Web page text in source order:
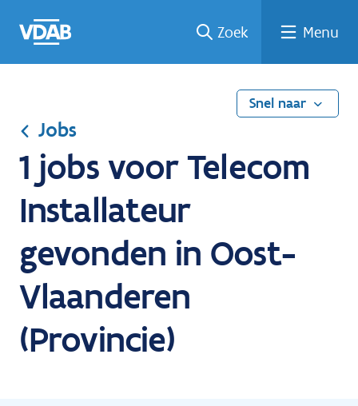
naar
een
een
job
naar
Zoek Menu
Snel naar
Jobs
1 jobs voor Telecom
Installateur
gevonden in Oost-
Vlaanderen
(Provincie)